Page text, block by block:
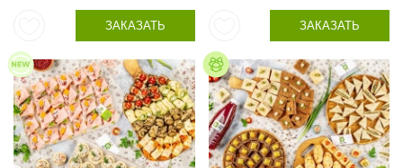
ЗАКАЗАТЬ ЗАКАЗАТЬ